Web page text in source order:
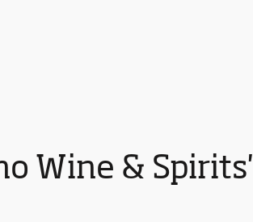
Wine & Spirits'